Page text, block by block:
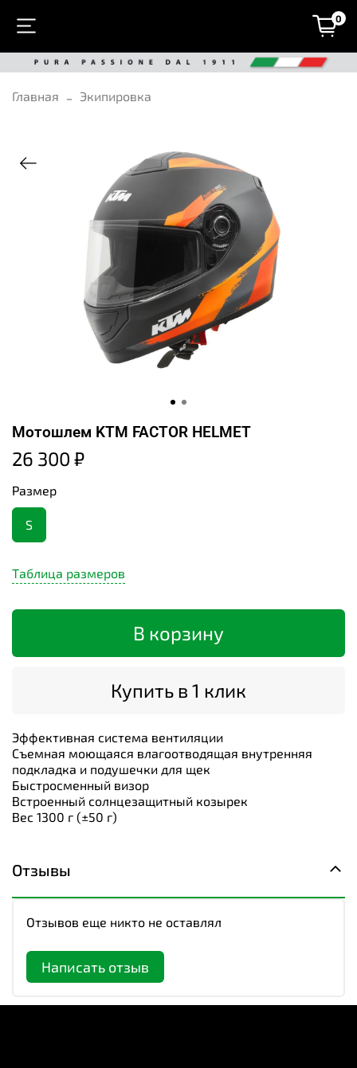
0
Главная Экипировка
Мотошлем KTM FACTOR HELMET
26 300 ₽
Таблица размеров
В корзину
Купить в 1 клик
Размер
S
Эффективная система вентиляции
Съемная моющаяся влагоотводящая внутренняя
подкладка и подушечки для щек
Быстросменный визор
Встроенный солнцезащитный козырек
Вес 1300 г (±50 г)
Отзывы
Отзывов еще никто не оставлял
Написать отзыв